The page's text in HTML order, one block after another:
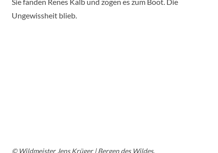
Sie fanden Renes Kalb und zogen es zum Boot. Die
Ungewissheit blieb.
© Wildmeister Jens Krüger | Bergen des Wildes.